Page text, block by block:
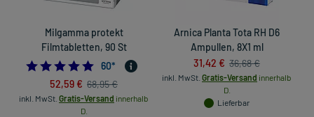
Milgamma protekt
Filmtabletten, 90 St
4.9
60*
52,59 € 68,95 €
inkl. MwSt. Gratis-Versand innerhalb
D.
Arnica Planta Tota RH D6
Ampullen, 8X1 ml
31,42 € 36,68 €
inkl. MwSt. Gratis-Versand innerhalb
D.
Lieferbar